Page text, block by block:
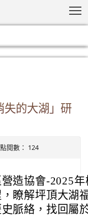
失的大湖」研
閱數： 124
造協會-2025
瞭解坪頂大湖
脈絡，找回屬